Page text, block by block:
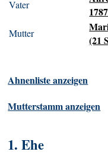
Vater
Mutter
(21
Ahnenliste anzeigen
Mutterstamm anzeigen
1. Ehe